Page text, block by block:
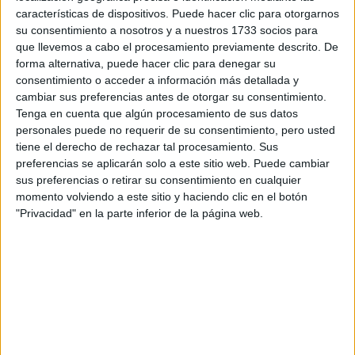
características de dispositivos. Puede hacer clic para otorgarnos
su consentimiento a nosotros y a nuestros 1733 socios para
que llevemos a cabo el procesamiento previamente descrito. De
forma alternativa, puede hacer clic para denegar su
consentimiento o acceder a información más detallada y
cambiar sus preferencias antes de otorgar su consentimiento.
Tenga en cuenta que algún procesamiento de sus datos
personales puede no requerir de su consentimiento, pero usted
tiene el derecho de rechazar tal procesamiento. Sus
preferencias se aplicarán solo a este sitio web. Puede cambiar
sus preferencias o retirar su consentimiento en cualquier
momento volviendo a este sitio y haciendo clic en el botón
"Privacidad" en la parte inferior de la página web.
Otro tema que me preocupa es el idioma. No creo que el
doble grado de mates y física sea algo sencillo como para
poder permitirte entender regular a los profesores. Por eso, si
alguien sabe en cuál de las dos universidades dan más
asignaturas en castellano, o en cuál son los profes más
flexibles y eso, pues también agracederé su opinión. Si
alguien ha vivido la experiencia de tener que aprender el
catalán deprisa y corriendo para entender a sus profesores,
pues me gustaría que me dijese también si suele costar
mucho a la gente o qué tal.
Gracias